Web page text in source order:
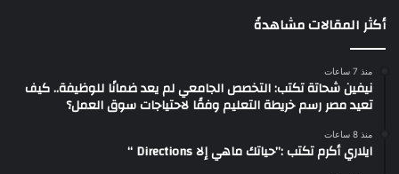
أكثر المقالات مشاهدةً
منذ 7 ساعات
نيفين شحاتة تكتب: التخصص الجامعي لم يعد ضمانًا للوظيفة.. كيف
تعيد مصر رسم خريطة التعليم وفقًا لاحتياجات سوق العمل؟
منذ 8 ساعات
ايلاري أكرم تكتب :”حياتك ماهي إلا Directions “